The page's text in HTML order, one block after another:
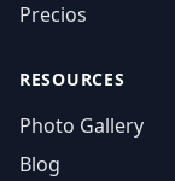
Precios
RESOURCES
Photo Gallery
Blog